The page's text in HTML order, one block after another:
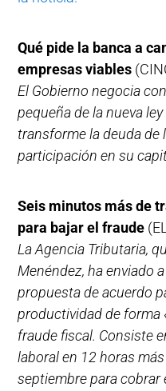
Qué pide la banca a
empresas viables
El Gobierno negocia
pequeña de la nueva
transforme la deuda de
participación en su
Seis minutos más de
para bajar el fraude
La Agencia Tributaria,
Menéndez, ha enviado
propuesta de acuerdo
productividad de forma
fraude fiscal. Consiste
laboral en 12 horas
septiembre para cobrar